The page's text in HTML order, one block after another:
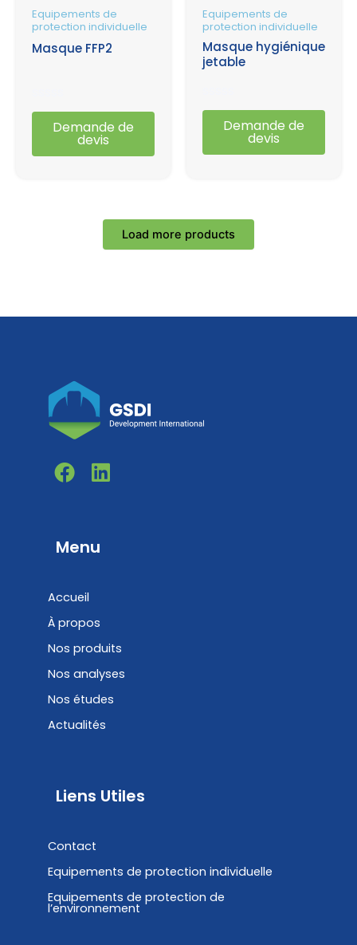
Equipements de
protection individuelle
Masque FFP2
Note
5
Demande de
devis
Equipements de
protection individuelle
Masque hygiénique
jetable
Note
5
Demande de
devis
Load more products
F
a
b
o
k
L
i
e
Menu
Accueil
À propos
Nos produits
Nos analyses
Nos études
Actualités
Liens Utiles
Contact
Equipements de protection individuelle
Equipements de protection de
l’environnement